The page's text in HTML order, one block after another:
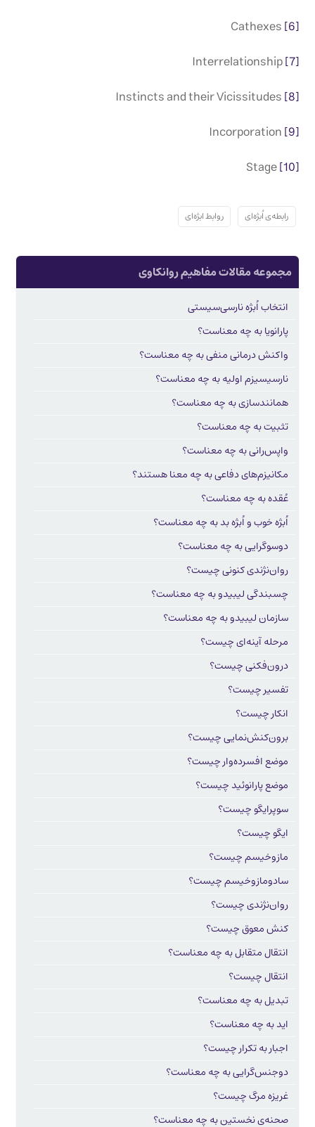
[6]
[7]
Interrelationship
[8]
[9]
[10]
Stage
رابطه‌ی اُبژه‌ای روابط ابژه‌ای
مجموعه مقالات مفاهیم روانکاوی
انتخاب اُبژه نارسی‌سیستی
پارانویا به چه معناست؟
واکنش درمانی منفی به چه معناست؟
نارسیسیزم اولیه به چه معناست؟
همانندسازی به چه معناست؟
تثبیت به چه معناست؟
واپس‌رانی به چه معناست؟
مکانیزم‌های دفاعی به چه معنا هستند؟
عُقده به چه معناست؟
اُبژه خوب و اُبژه بد به چه معناست؟
دوسوگرایی به چه معناست؟
روان‌نژندی کنونی چیست؟
چسبندگی لیبیدو به چه معناست؟
سازمان لیبیدو به چه معناست؟
مرحله آینه‌ای چیست؟
درون‌فکنی چیست؟
تفسیر چیست؟
انکار چیست؟
برون‌کنش‌نمایی چیست؟
موضع افسرده‌وار چیست؟
موضع پارانوئید چیست؟
سوپرایگو چیست؟
ایگو چیست؟
مازوخیسم چیست؟
سادومازوخیسم چیست؟
روان‌نژندی چیست؟
کنش معوق چیست؟
انتقال متقابل به چه معناست؟
انتقال چیست؟
تبدیل به چه معناست؟
اید به چه معناست؟
اجبار به تکرار چیست؟
دوجنس‌گرایی به چه معناست؟
غریزه مرگ چیست؟
صحنه‌ی نخستین به چه معناست؟